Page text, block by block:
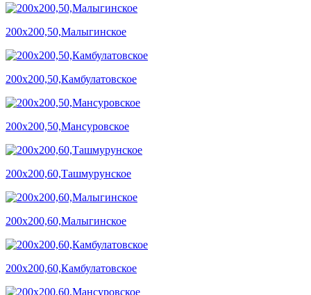
200х200,50,Малыгинское
200х200,50,Камбулатовское
200х200,50,Мансуровское
200х200,60,Ташмурунское
200х200,60,Малыгинское
200х200,60,Камбулатовское